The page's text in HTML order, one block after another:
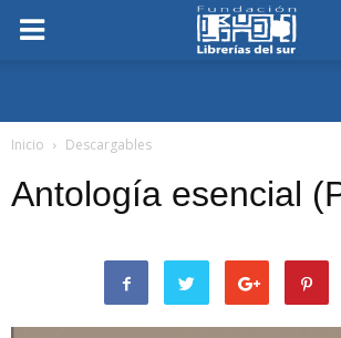
Inicio Descargables
Antología esencial